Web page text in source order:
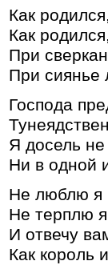
Как
Как
При
При сиянье
Господа
Я досель не
Ни в одной
Не люблю я
Не терплю
И отвечу
Как король